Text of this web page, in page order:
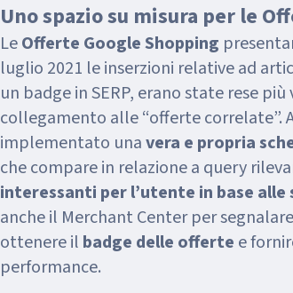
Uno spazio su misura per le
LeOfferte Google Shopping
luglio 2021 le inserzioni relative ad
un badge in SERP, erano state rese
collegamento alle “offerte correlate”.
implementato unavera e propria
che compare in relazione a query
interessanti per l’utente in base alle
anche il Merchant Center per
ottenere il badge delle offerte e
performance.